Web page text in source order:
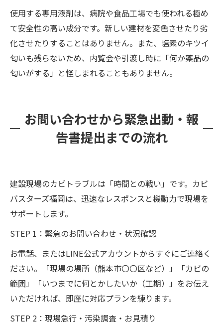
使用する専用液剤は、病院や食品工場でも使われる極め
て安全性の高い成分です。新しい建材を変色させたり劣
化させたりすることはありません。また、塩素のキツイ
匂いも残らないため、内覧会や引渡し時に「何か薬品の
匂いがする」と怪しまれることもありません。
お問い合わせから緊急出動・報
告書提出までの流れ
建設現場のカビトラブルは「時間との戦い」です。カビ
バスターズ福岡は、迅速なレスポンスと機動力で現場を
サポートします。
STEP 1：緊急のお問い合わせ・状況確認
お電話、またはLINE公式アカウントからすぐにご連絡く
ださい。「現場の場所（熊本市〇〇区など）」「カビの
範囲」「いつまでに何とかしたいか（工期）」をお伝え
いただければ、即座に対応プランを練ります。
STEP 2：現場急行・汚染調査・お見積り